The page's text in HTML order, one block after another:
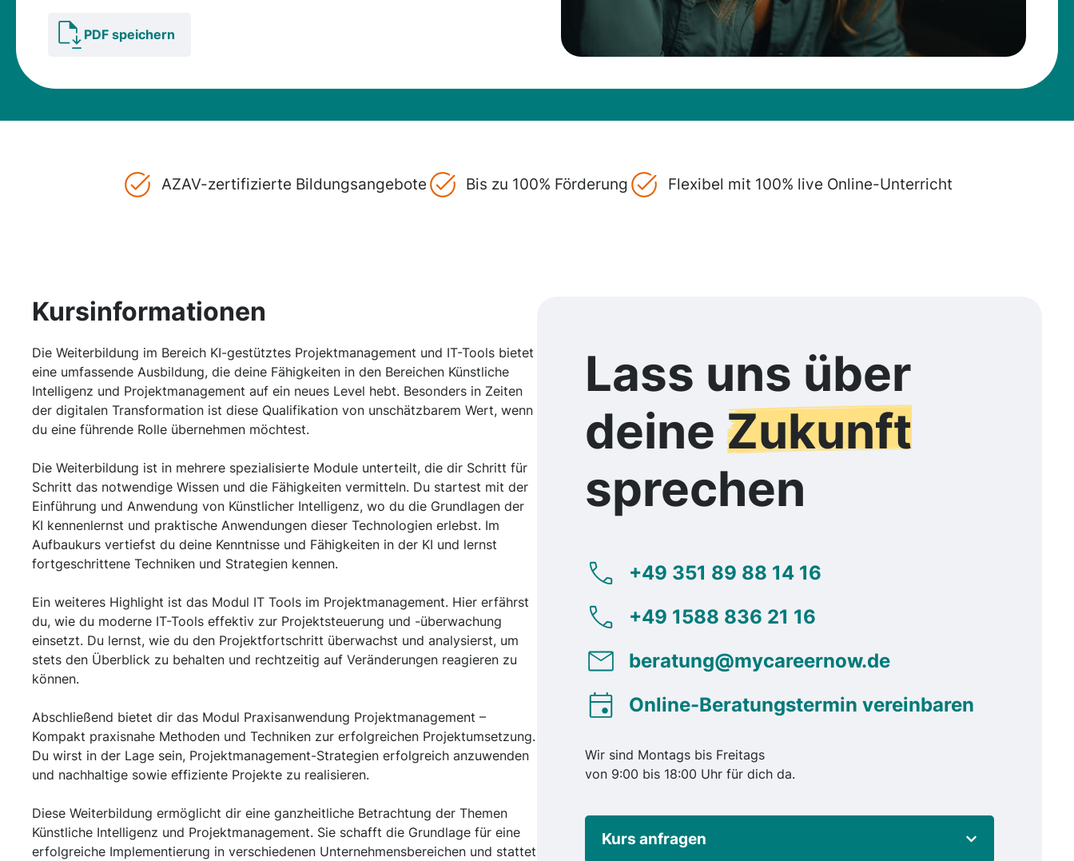
PDF speichern
AZAV-zertifizierte Bildungsangebote Bis zu 100% Förderung Flexibel mit 100% live Online-Unterricht
Kursinformationen
Die Weiterbildung im Bereich KI-gestütztes Projektmanagement und IT-Tools bietet
eine umfassende Ausbildung, die deine Fähigkeiten in den Bereichen Künstliche
Intelligenz und Projektmanagement auf ein neues Level hebt. Besonders in Zeiten
der digitalen Transformation ist diese Qualifikation von unschätzbarem Wert, wenn
du eine führende Rolle übernehmen möchtest.
Die Weiterbildung ist in mehrere spezialisierte Module unterteilt, die dir Schritt für
Schritt das notwendige Wissen und die Fähigkeiten vermitteln. Du startest mit der
Einführung und Anwendung von Künstlicher Intelligenz, wo du die Grundlagen der
KI kennenlernst und praktische Anwendungen dieser Technologien erlebst. Im
Aufbaukurs vertiefst du deine Kenntnisse und Fähigkeiten in der KI und lernst
fortgeschrittene Techniken und Strategien kennen.
Ein weiteres Highlight ist das Modul IT Tools im Projektmanagement. Hier erfährst
du, wie du moderne IT-Tools effektiv zur Projektsteuerung und -überwachung
einsetzt. Du lernst, wie du den Projektfortschritt überwachst und analysierst, um
stets den Überblick zu behalten und rechtzeitig auf Veränderungen reagieren zu
können.
Abschließend bietet dir das Modul Praxisanwendung Projektmanagement –
Kompakt praxisnahe Methoden und Techniken zur erfolgreichen Projektumsetzung.
Du wirst in der Lage sein, Projektmanagement-Strategien erfolgreich anzuwenden
und nachhaltige sowie effiziente Projekte zu realisieren.
Diese Weiterbildung ermöglicht dir eine ganzheitliche Betrachtung der Themen
Künstliche Intelligenz und Projektmanagement. Sie schafft die Grundlage für eine
erfolgreiche Implementierung in verschiedenen Unternehmensbereichen und stattet
Lass uns über
deine Zukunft
sprechen
+49 351 89 88 14 16
+49 1588 836 21 16
beratung@mycareernow.de
Online-Beratungstermin vereinbaren
Wir sind Montags bis Freitags
von 9:00 bis 18:00 Uhr für dich da.
Kurs anfragen